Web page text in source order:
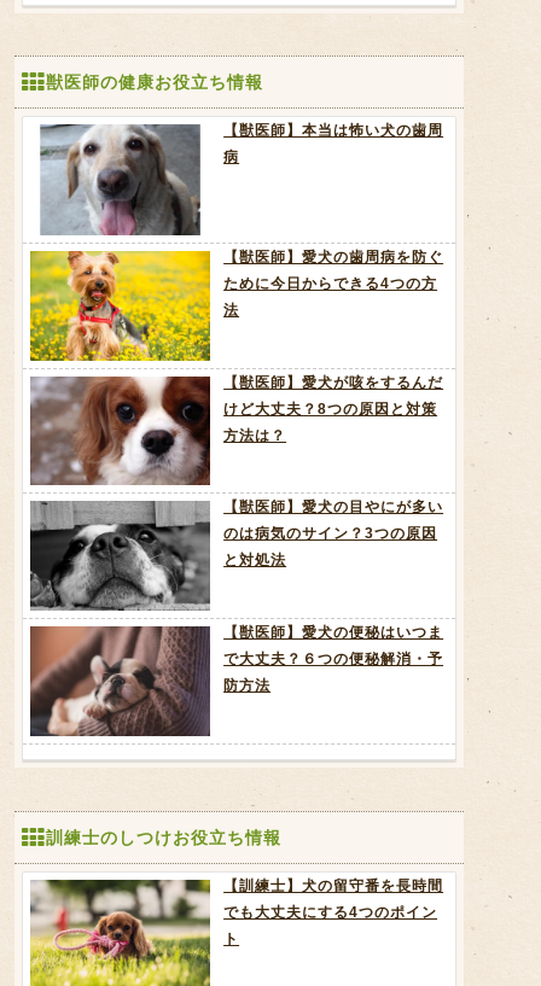
獣医師の健康お役立ち情報
【獣医師】本当は怖い犬の歯周
病
【獣医師】愛犬の歯周病を防ぐ
ために今日からできる4つの方
法
【獣医師】愛犬が咳をするんだ
けど大丈夫？8つの原因と対策
方法は？
【獣医師】愛犬の目やにが多い
のは病気のサイン？3つの原因
と対処法
【獣医師】愛犬の便秘はいつま
で大丈夫？６つの便秘解消・予
防方法
訓練士のしつけお役立ち情報
【訓練士】犬の留守番を長時間
でも大丈夫にする4つのポイン
ト